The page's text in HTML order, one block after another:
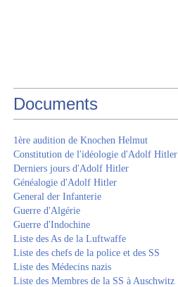
Documents
1ère audition de Knochen Helmut
Constitution de l'idéologie d'Adolf Hitler
Derniers jours d'Adolf Hitler
Généalogie d'Adolf Hitler
General der Infanterie
Guerre d'Algérie
Guerre d'Indochine
Liste des As de la Luftwaffe
Liste des chefs de la police et des SS
Liste des Médecins nazis
Liste des Membres de la SS à Auschwitz